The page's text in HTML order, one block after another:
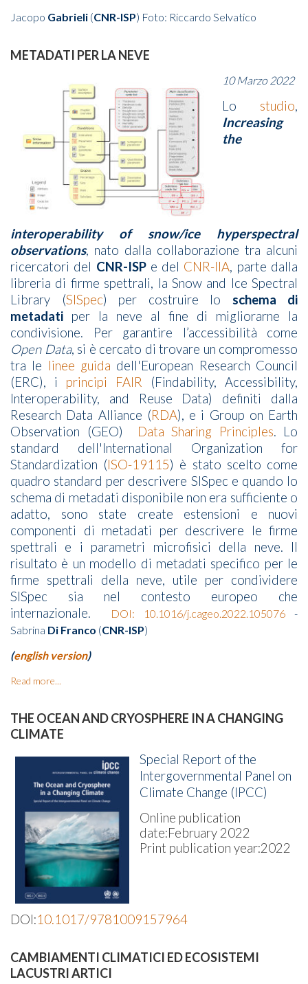
Jacopo Gabrieli (CNR-ISP) Foto: Riccardo Selvatico
METADATI PER LA NEVE
10 Marzo 2022
Lo studio,
Increasing
the
interoperability of snow/ice hyperspectral
observations, nato dalla collaborazione tra alcuni
ricercatori del CNR-ISPe del CNR-IIA, parte dalla
libreria di firme spettrali, la Snow and Ice Spectral
Library (SISpec) per costruire lo schema di
metadati per la neve al fine di migliorarne la
condivisione. Per garantire l’accessibilità come
Open Data, si è cercato di trovare un compromesso
tra le linee guida dell'European Research Council
(ERC), i principi FAIR (Findability, Accessibility,
Interoperability, and Reuse Data) definiti dalla
Research Data Alliance (RDA), e i Group on Earth
Observation
(GEO) Data Sharing Principles. Lo
standard dell'International Organization for
Standardization (ISO-19115) è stato scelto come
quadro standard per descrivere SISpec e quando lo
schema di metadati disponibile non era sufficiente o
adatto, sono state create estensioni e nuovi
componenti di metadati per descrivere le firme
spettrali e i parametri microfisici della neve. Il
risultato è un modello di metadati specifico per le
firme spettrali della neve, utile per condividere
SISpec sia nel contesto europeo che
internazionale.
DOI: 10.1016/j.cageo.2022.105076-
Sabrina Di Franco (CNR-ISP)
(english version)
Read more...
THE OCEAN AND CRYOSPHERE IN A CHANGING
CLIMATE
Special Report of the
Intergovernmental Panel on
Climate Change (IPCC)
Online publication
date:February 2022
Print publication year:2022
DOI:10.1017/9781009157964
CAMBIAMENTI CLIMATICI ED ECOSISTEMI
LACUSTRI ARTICI